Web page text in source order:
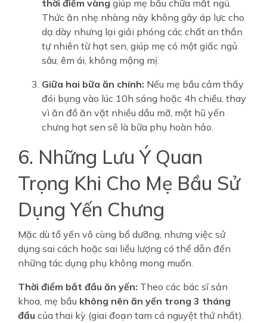
thời điểm vàng giúp mẹ bầu chữa mất ngủ.
Thức ăn nhẹ nhàng này không gây áp lực cho
dạ dày nhưng lại giải phóng các chất an thần
tự nhiên từ hạt sen, giúp mẹ có một giấc ngủ
sâu, êm ái, không mộng mị.
Giữa hai bữa ăn chính: Nếu mẹ bầu cảm thấy
đói bụng vào lúc 10h sáng hoặc 4h chiều, thay
vì ăn đồ ăn vặt nhiều dầu mỡ, một hũ yến
chưng hạt sen sẽ là bữa phụ hoàn hảo.
6. Những Lưu Ý Quan
Trọng Khi Cho Mẹ Bầu Sử
Dụng Yến Chưng
Mặc dù tổ yến vô cùng bổ dưỡng, nhưng việc sử
dụng sai cách hoặc sai liều lượng có thể dẫn đến
những tác dụng phụ không mong muốn.
Thời điểm bắt đầu ăn yến: Theo các bác sĩ sản
khoa, mẹ bầu không nên ăn yến trong 3 tháng
đầu của thai kỳ (giai đoạn tam cá nguyệt thứ nhất).